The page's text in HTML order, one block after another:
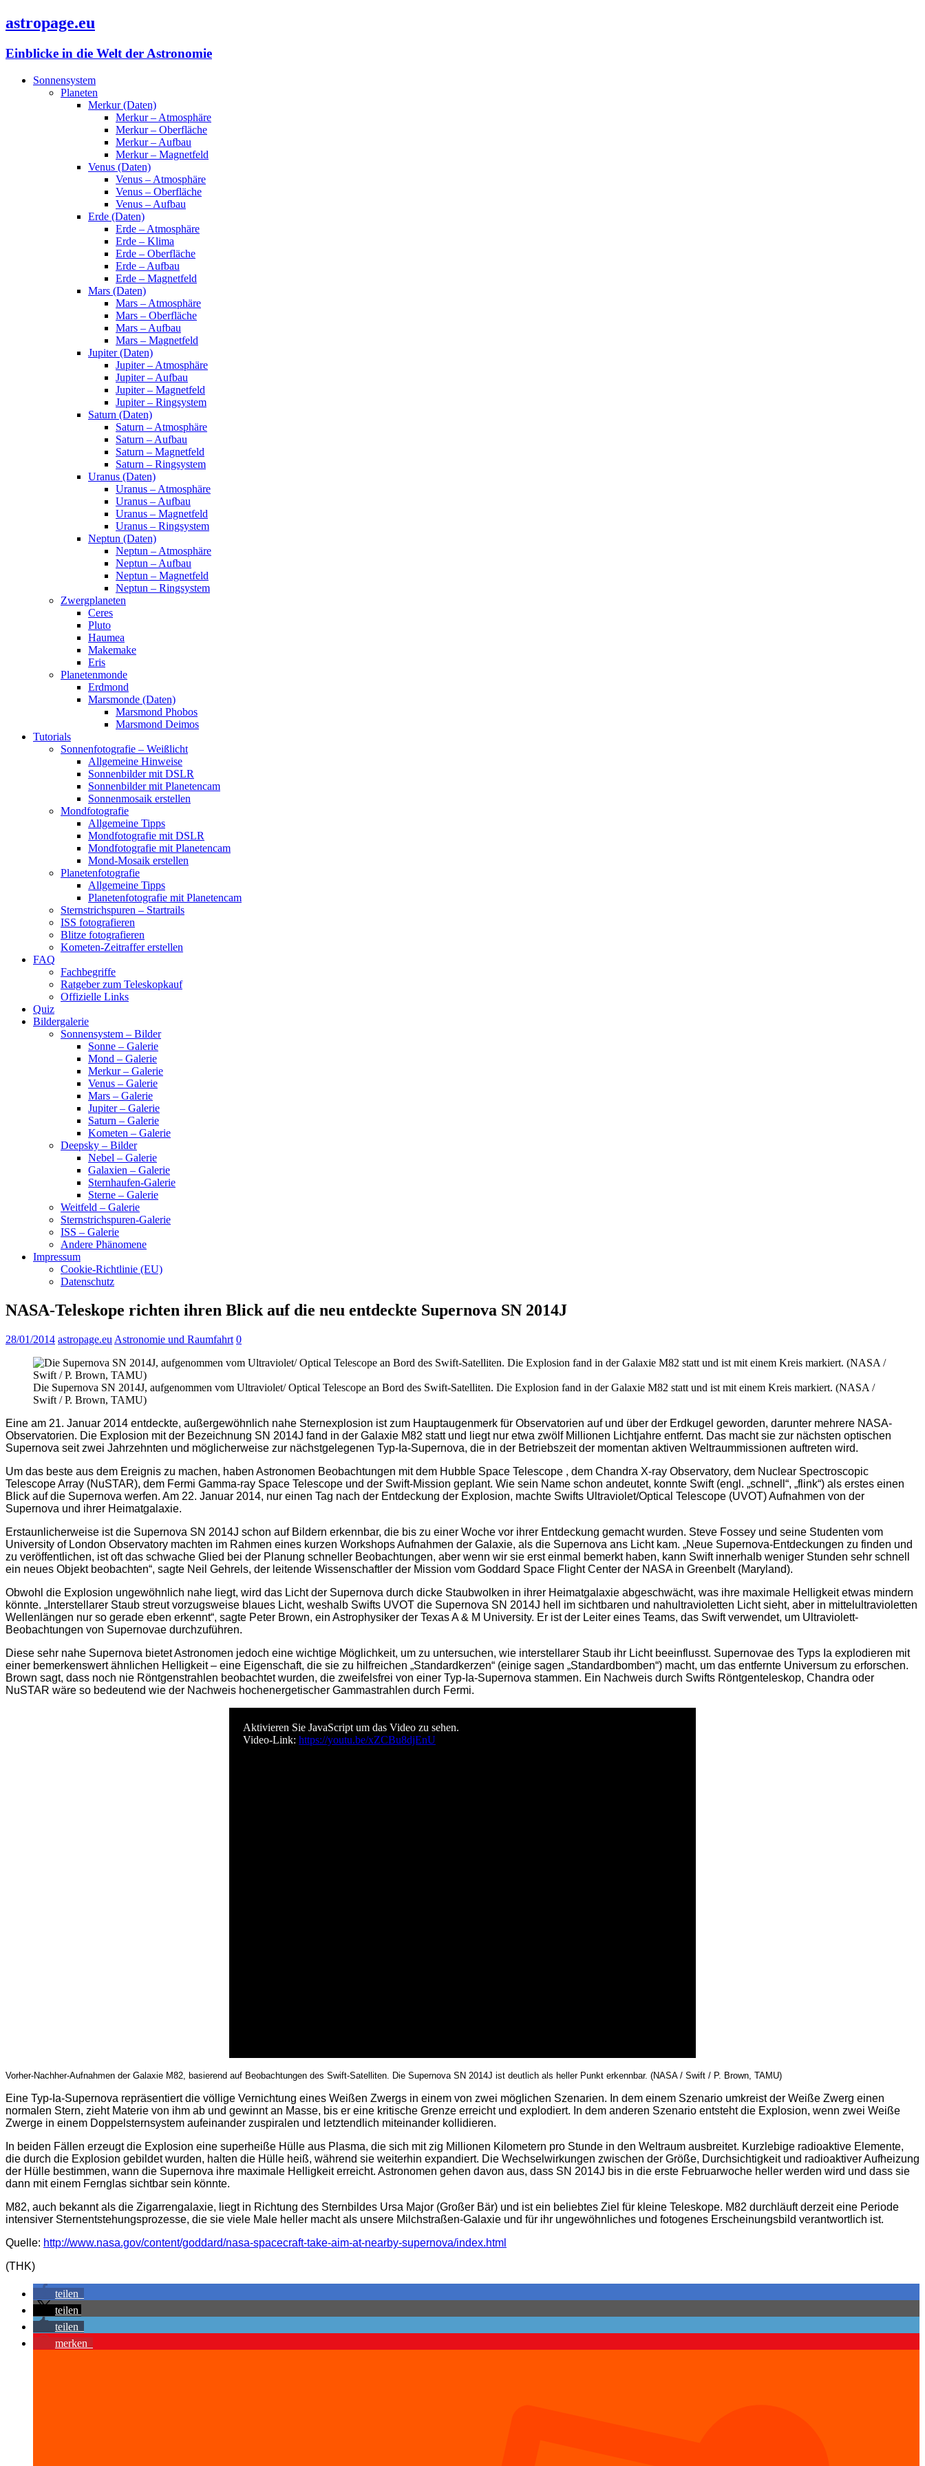
astropage.eu
Einblicke in die Welt der Astronomie
Sonnensystem
Planeten
Merkur (Daten)
Merkur – Atmosphäre
Merkur – Oberfläche
Merkur – Aufbau
Merkur – Magnetfeld
Venus (Daten)
Venus – Atmosphäre
Venus – Oberfläche
Venus – Aufbau
Erde (Daten)
Erde – Atmosphäre
Erde – Klima
Erde – Oberfläche
Erde – Aufbau
Erde – Magnetfeld
Mars (Daten)
Mars – Atmosphäre
Mars – Oberfläche
Mars – Aufbau
Mars – Magnetfeld
Jupiter (Daten)
Jupiter – Atmosphäre
Jupiter – Aufbau
Jupiter – Magnetfeld
Jupiter – Ringsystem
Saturn (Daten)
Saturn – Atmosphäre
Saturn – Aufbau
Saturn – Magnetfeld
Saturn – Ringsystem
Uranus (Daten)
Uranus – Atmosphäre
Uranus – Aufbau
Uranus – Magnetfeld
Uranus – Ringsystem
Neptun (Daten)
Neptun – Atmosphäre
Neptun – Aufbau
Neptun – Magnetfeld
Neptun – Ringsystem
Zwergplaneten
Ceres
Pluto
Haumea
Makemake
Eris
Planetenmonde
Erdmond
Marsmonde (Daten)
Marsmond Phobos
Marsmond Deimos
Tutorials
Sonnenfotografie – Weißlicht
Allgemeine Hinweise
Sonnenbilder mit DSLR
Sonnenbilder mit Planetencam
Sonnenmosaik erstellen
Mondfotografie
Allgemeine Tipps
Mondfotografie mit DSLR
Mondfotografie mit Planetencam
Mond-Mosaik erstellen
Planetenfotografie
Allgemeine Tipps
Planetenfotografie mit Planetencam
Sternstrichspuren – Startrails
ISS fotografieren
Blitze fotografieren
Kometen-Zeitraffer erstellen
FAQ
Fachbegriffe
Ratgeber zum Teleskopkauf
Offizielle Links
Quiz
Bildergalerie
Sonnensystem – Bilder
Sonne – Galerie
Mond – Galerie
Merkur – Galerie
Venus – Galerie
Mars – Galerie
Jupiter – Galerie
Saturn – Galerie
Kometen – Galerie
Deepsky – Bilder
Nebel – Galerie
Galaxien – Galerie
Sternhaufen-Galerie
Sterne – Galerie
Weitfeld – Galerie
Sternstrichspuren-Galerie
ISS – Galerie
Andere Phänomene
Impressum
Cookie-Richtlinie (EU)
Datenschutz
NASA-Teleskope richten ihren Blick auf die neu entdeckte Supernova SN 2014J
28/01/2014 astropage.eu Astronomie und Raumfahrt 0
Die Supernova SN 2014J, aufgenommen vom Ultraviolet/ Optical Telescope an Bord des Swift-Satelliten. Die Explosion fand in der Galaxie M82 statt und ist mit einem Kreis markiert. (NASA /
Swift / P. Brown, TAMU)
Eine am 21. Januar 2014 entdeckte, außergewöhnlich nahe Sternexplosion ist zum Hauptaugenmerk für Observatorien auf und über der Erdkugel geworden, darunter mehrere NASA-
Observatorien. Die Explosion mit der Bezeichnung SN 2014J fand in der Galaxie M82 statt und liegt nur etwa zwölf Millionen Lichtjahre entfernt. Das macht sie zur nächsten optischen
Supernova seit zwei Jahrzehnten und möglicherweise zur nächstgelegenen Typ-Ia-Supernova, die in der Betriebszeit der momentan aktiven Weltraummissionen auftreten wird.
Um das beste aus dem Ereignis zu machen, haben Astronomen Beobachtungen mit dem Hubble Space Telescope , dem Chandra X-ray Observatory, dem Nuclear Spectroscopic
Telescope Array (NuSTAR), dem Fermi Gamma-ray Space Telescope und der Swift-Mission geplant. Wie sein Name schon andeutet, konnte Swift (engl. „schnell“, „flink“) als erstes einen
Blick auf die Supernova werfen. Am 22. Januar 2014, nur einen Tag nach der Entdeckung der Explosion, machte Swifts Ultraviolet/Optical Telescope (UVOT) Aufnahmen von der
Supernova und ihrer Heimatgalaxie.
Erstaunlicherweise ist die Supernova SN 2014J schon auf Bildern erkennbar, die bis zu einer Woche vor ihrer Entdeckung gemacht wurden. Steve Fossey und seine Studenten vom
University of London Observatory machten im Rahmen eines kurzen Workshops Aufnahmen der Galaxie, als die Supernova ans Licht kam. „Neue Supernova-Entdeckungen zu finden und
zu veröffentlichen, ist oft das schwache Glied bei der Planung schneller Beobachtungen, aber wenn wir sie erst einmal bemerkt haben, kann Swift innerhalb weniger Stunden sehr schnell
ein neues Objekt beobachten“, sagte Neil Gehrels, der leitende Wissenschaftler der Mission vom Goddard Space Flight Center der NASA in Greenbelt (Maryland).
Obwohl die Explosion ungewöhnlich nahe liegt, wird das Licht der Supernova durch dicke Staubwolken in ihrer Heimatgalaxie abgeschwächt, was ihre maximale Helligkeit etwas mindern
könnte. „Interstellarer Staub streut vorzugsweise blaues Licht, weshalb Swifts UVOT die Supernova SN 2014J hell im sichtbaren und nahultravioletten Licht sieht, aber in mittelultravioletten
Wellenlängen nur so gerade eben erkennt“, sagte Peter Brown, ein Astrophysiker der Texas A & M University. Er ist der Leiter eines Teams, das Swift verwendet, um Ultraviolett-
Beobachtungen von Supernovae durchzuführen.
Diese sehr nahe Supernova bietet Astronomen jedoch eine wichtige Möglichkeit, um zu untersuchen, wie interstellarer Staub ihr Licht beeinflusst. Supernovae des Typs Ia explodieren mit
einer bemerkenswert ähnlichen Helligkeit – eine Eigenschaft, die sie zu hilfreichen „Standardkerzen“ (einige sagen „Standardbomben“) macht, um das entfernte Universum zu erforschen.
Brown sagt, dass noch nie Röntgenstrahlen beobachtet wurden, die zweifelsfrei von einer Typ-Ia-Supernova stammen. Ein Nachweis durch Swifts Röntgenteleskop, Chandra oder
NuSTAR wäre so bedeutend wie der Nachweis hochenergetischer Gammastrahlen durch Fermi.
Aktivieren Sie JavaScript um das Video zu sehen.
Video-Link: https://youtu.be/xZCBu8djEnU
Vorher-Nachher-Aufnahmen der Galaxie M82, basierend auf Beobachtungen des Swift-Satelliten. Die Supernova SN 2014J ist deutlich als heller Punkt erkennbar. (NASA / Swift / P. Brown, TAMU)
Eine Typ-Ia-Supernova repräsentiert die völlige Vernichtung eines Weißen Zwergs in einem von zwei möglichen Szenarien. In dem einem Szenario umkreist der Weiße Zwerg einen
normalen Stern, zieht Materie von ihm ab und gewinnt an Masse, bis er eine kritische Grenze erreicht und explodiert. In dem anderen Szenario entsteht die Explosion, wenn zwei Weiße
Zwerge in einem Doppelsternsystem aufeinander zuspiralen und letztendlich miteinander kollidieren.
In beiden Fällen erzeugt die Explosion eine superheiße Hülle aus Plasma, die sich mit zig Millionen Kilometern pro Stunde in den Weltraum ausbreitet. Kurzlebige radioaktive Elemente,
die durch die Explosion gebildet wurden, halten die Hülle heiß, während sie weiterhin expandiert. Die Wechselwirkungen zwischen der Größe, Durchsichtigkeit und radioaktiver Aufheizung
der Hülle bestimmen, wann die Supernova ihre maximale Helligkeit erreicht. Astronomen gehen davon aus, dass SN 2014J bis in die erste Februarwoche heller werden wird und dass sie
dann mit einem Fernglas sichtbar sein könnte.
M82, auch bekannt als die Zigarrengalaxie, liegt in Richtung des Sternbildes Ursa Major (Großer Bär) und ist ein beliebtes Ziel für kleine Teleskope. M82 durchläuft derzeit eine Periode
intensiver Sternentstehungsprozesse, die sie viele Male heller macht als unsere Milchstraßen-Galaxie und für ihr ungewöhnliches und fotogenes Erscheinungsbild verantwortlich ist.
Quelle: http://www.nasa.gov/content/goddard/nasa-spacecraft-take-aim-at-nearby-supernova/index.html
(THK)
teilen
teilen
teilen
merken